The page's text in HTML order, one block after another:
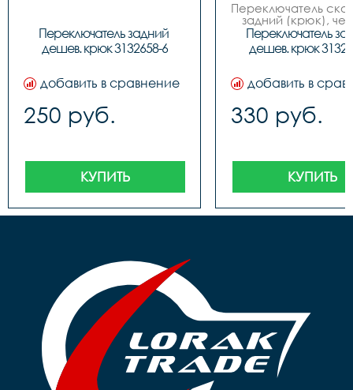
Переключатель задний
дешев. крюк 3132658-6
добавить в сравнение
250 руб.
КУПИТЬ
Переключатель
задний (крюк),
завод SShine
Переключатель
дешев. крюк
добавить в
330 руб.
КУПИТЬ